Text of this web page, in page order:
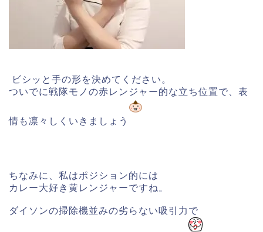
ビシッと手の形を決めてください。
ついでに戦隊モノの赤レンジャー的な立ち位置で、表
情も凛々しくいきましょう
ちなみに、私はポジション的には
カレー大好き黄レンジャーですね。
ダイソンの掃除機並みの劣らない吸引力で